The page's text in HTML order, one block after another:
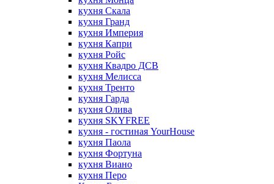
кухня Скала
кухня Гранд
кухня Империя
кухня Капри
кухня Ройс
кухня Квадро ДСВ
кухня Мелисса
кухня Тренто
кухня Гарда
кухня Олива
кухня SKYFREE
кухня - гостиная YourHouse
кухня Паола
кухня Фортуна
кухня Виано
кухня Перо